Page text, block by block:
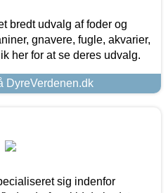
bredt udvalg af foder og
gnavere, fugle, akvarier,
her for at se deres udvalg.
DyreVerdenen.dk
sig indenfor